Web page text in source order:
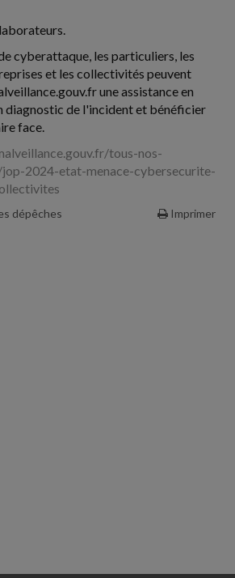
cyberattaque, les particuliers, les
et les collectivités peuvent
une assistance en
diagnostic de l'incident et bénéficier
face.
tous-nos-
2024-etat-menace-cybersecurite-
dépêches Imprimer